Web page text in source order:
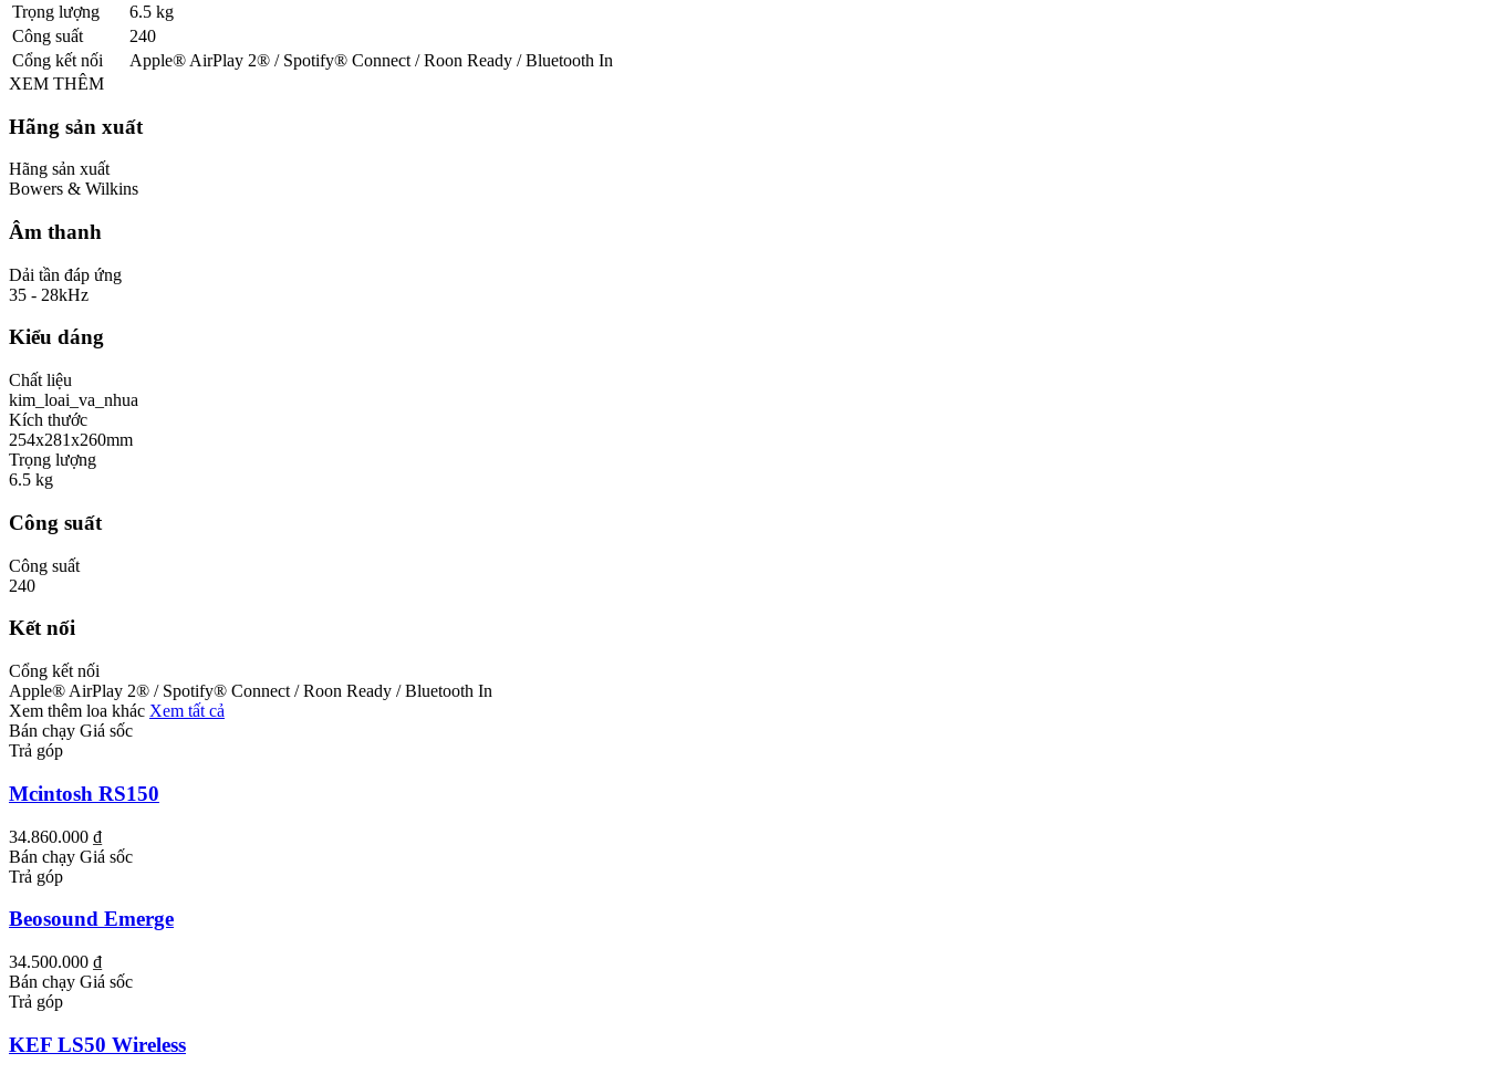
Trọng lượng
6.5 kg
Công suất
240
Cổng kết nối
Apple® AirPlay 2® / Spotify® Connect / Roon Ready / Bluetooth In
XEM THÊM
Hãng sản xuất
Hãng sản xuất
Bowers & Wilkins
Âm thanh
Dải tần đáp ứng
35 - 28kHz
Kiểu dáng
Chất liệu
kim_loai_va_nhua
Kích thước
254x281x260mm
Trọng lượng
6.5 kg
Công suất
Công suất
240
Kết nối
Cổng kết nối
Apple® AirPlay 2® / Spotify® Connect / Roon Ready / Bluetooth In
Xem thêm loa khác Xem tất cả
Bán chạy Giá sốc
Trả góp
Mcintosh RS150
34.860.000 ₫
Bán chạy Giá sốc
Trả góp
Beosound Emerge
34.500.000 ₫
Bán chạy Giá sốc
Trả góp
KEF LS50 Wireless